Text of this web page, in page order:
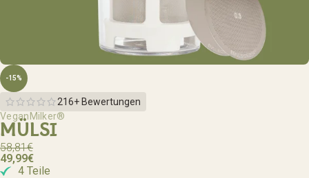
-15%
216+ Bewertungen
VeganMilker®
MÜLSI
58,81€
49,99€
4 Teile